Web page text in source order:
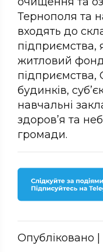
Тернополя та
входять до
підприємства,
житловий фонд
підприємства,
будинків,
навчальні
здоров’я та
громади.
Опубліковано |